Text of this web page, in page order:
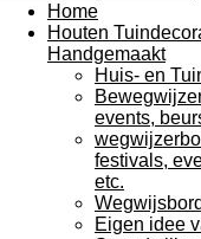
Home
Houten
Handgemaakt
Huis- en
events,
festivals,
etc.
Eigen idee